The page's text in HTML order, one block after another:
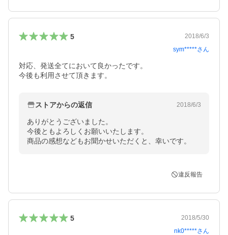
5
2018/6/3
sym*****さん
対応、発送全てにおいて良かったです。
今後も利用させて頂きます。
ストアからの返信 2018/6/3
ありがとうございました。
今後ともよろしくお願いいたします。
商品の感想などもお聞かせいただくと、幸いです。
違反報告
5
2018/5/30
nk0*****さん